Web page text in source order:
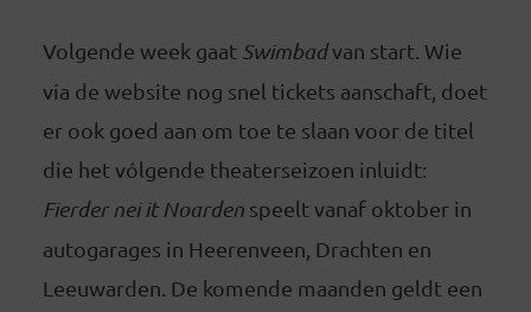
Volgende week gaat Swimbadvan start. Wie
via de website nog snel tickets aanschaft, doet
er ook goed aan om toe te slaan voor de titel
die het vólgende theaterseizoen inluidt:
Fierder nei it Noardenspeelt vanaf oktober in
autogarages in Heerenveen, Drachten en
Leeuwarden. De komende maanden geldt een